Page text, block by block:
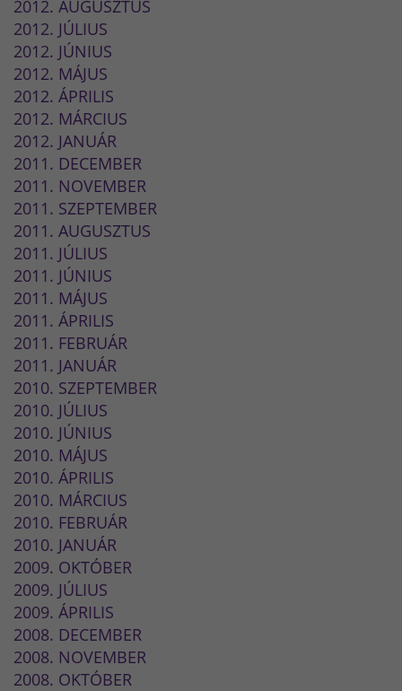
2012. AUGUSZTUS
2012. JÚLIUS
2012. JÚNIUS
2012. MÁJUS
2012. ÁPRILIS
2012. MÁRCIUS
2012. JANUÁR
2011. DECEMBER
2011. NOVEMBER
2011. SZEPTEMBER
2011. AUGUSZTUS
2011. JÚLIUS
2011. JÚNIUS
2011. MÁJUS
2011. ÁPRILIS
2011. FEBRUÁR
2011. JANUÁR
2010. SZEPTEMBER
2010. JÚLIUS
2010. JÚNIUS
2010. MÁJUS
2010. ÁPRILIS
2010. MÁRCIUS
2010. FEBRUÁR
2010. JANUÁR
2009. OKTÓBER
2009. JÚLIUS
2009. ÁPRILIS
2008. DECEMBER
2008. NOVEMBER
2008. OKTÓBER